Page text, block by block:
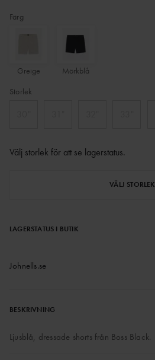
Färg
Greige
Mörkblå
Storlek
Välj storlek för att se lagerstatus.
VÄLJ STORLEK
LAGERSTATUS I BUTIK
Johnells.se
BESKRIVNING
Ljusblå, dressade shorts från Boss Black.